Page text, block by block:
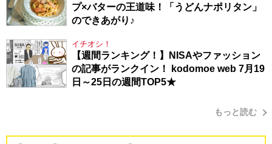
プ×バターの王道味！「うどんナポリタン」
のできあがり♪
イチオシ！
【週間ランキング！】NISAやファッション
の記事がランクイン！ kodomoe web 7月19
日～25日の週間TOP5★
もっと読む